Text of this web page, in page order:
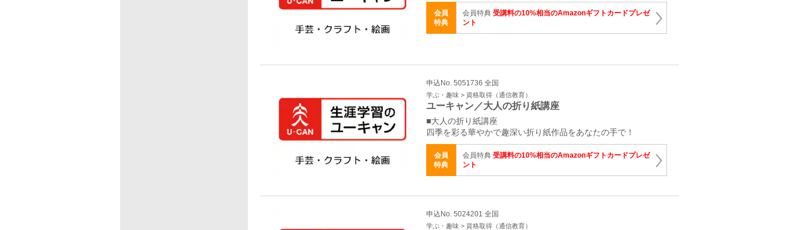
会員
特典
会員特典 受講料の10%相当のAmazonギフトカードプレゼ
ント
申込No. 5051736 全国
学ぶ・趣味 > 資格取得（通信教育）
ユーキャン／大人の折り紙講座
■大人の折り紙講座
四季を彩る華やかで趣深い折り紙作品をあなたの手で！
会員
特典
会員特典 受講料の10%相当のAmazonギフトカードプレゼ
ント
申込No. 5024201 全国
学ぶ・趣味 > 資格取得（通信教育）